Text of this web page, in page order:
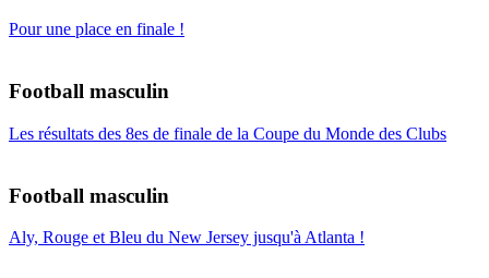
Pour une place en finale !
Football masculin
Les résultats des 8es de finale de la Coupe du Monde des Clubs
Football masculin
Aly, Rouge et Bleu du New Jersey jusqu'à Atlanta !